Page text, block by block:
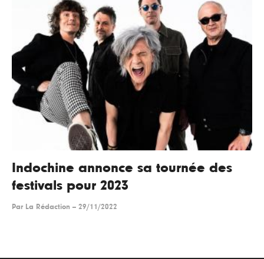
Indochine annonce sa tournée des
festivals pour 2023
Par La Rédaction -- 29/11/2022